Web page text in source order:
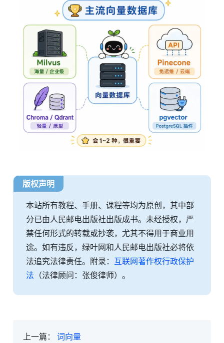
版权声明
本站所有教程、手册、课程等均为原创，其中部
分已由人民邮电出版社出版成书。未经授权，严
禁任何形式的转载或抄袭，尤其不得用于商业用
途。如有违反，绿叶网和人民邮电出版社必将依
法追究法律责任。附录： 互联网著作权行政保护
法 （法律顾问：张俊律师）。
上一篇： 词向量